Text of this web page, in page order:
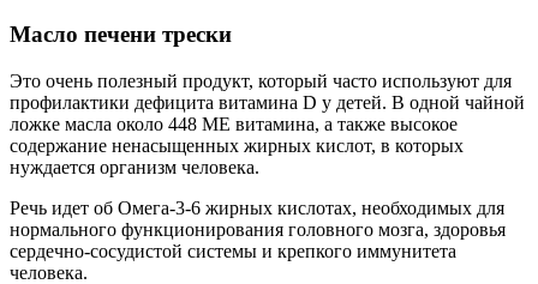
Масло печени трески
Это очень полезный продукт, который часто используют для
профилактики дефицита витамина D у детей. В одной чайной
ложке масла около 448 МЕ витамина, а также высокое
содержание ненасыщенных жирных кислот, в которых
нуждается организм человека.
Речь идет об Омега-3-6 жирных кислотах, необходимых для
нормального функционирования головного мозга, здоровья
сердечно-сосудистой системы и крепкого иммунитета
человека.